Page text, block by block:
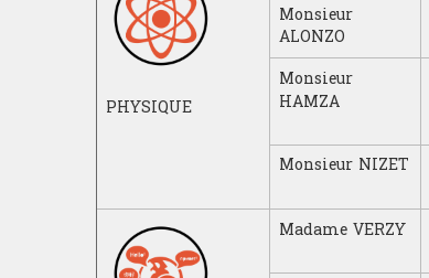
PHYSIQUE
Monsieur
ALONZO
Monsieur
HAMZA
Monsieur NIZET
Madame VERZY